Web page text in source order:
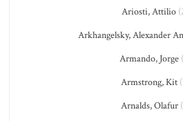
Ariosti, Attilio
Arkhangelsky, Alexander
Armando, Jorge
Armstrong, Kit
Arnalds, Olafur